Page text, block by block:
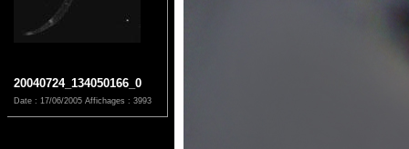
20040724_134050166_0
Date : 17/06/2005 Affichages : 3993